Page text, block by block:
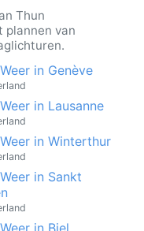
Thun
plannen van
in Genève
in Lausanne
in Winterthur
in Sankt
in Biel